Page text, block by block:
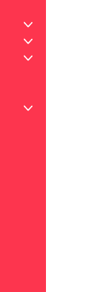
+
+
+
+